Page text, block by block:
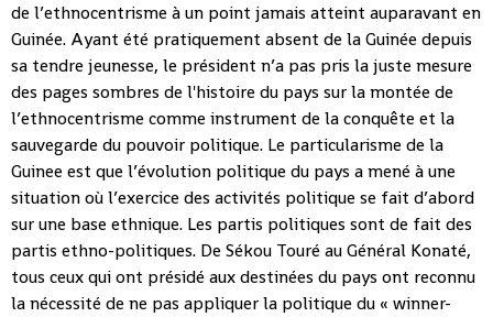
de l’ethnocentrisme à un point jamais atteint auparavant en
Guinée. Ayant été pratiquement absent de la Guinée depuis
sa tendre jeunesse, le président n’a pas pris la juste mesure
des pages sombres de l'histoire du pays sur la montée de
l’ethnocentrisme comme instrument de la conquête et la
sauvegarde du pouvoir politique. Le particularisme de la
Guinee est que l’évolution politique du pays a mené à une
situation où l’exercice des activités politique se fait d’abord
sur une base ethnique. Les partis politiques sont de fait des
partis ethno-politiques. De Sékou Touré au Général Konaté,
tous ceux qui ont présidé aux destinées du pays ont reconnu
la nécessité de ne pas appliquer la politique du « winner-